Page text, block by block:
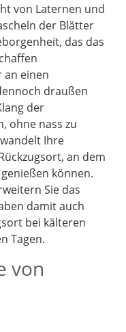
von Laternen und
der Blätter
das das
an einen
draußen
der
ohne nass zu
Ihre
an dem
können.
Sie das
damit auch
bei kälteren
Tagen.
von